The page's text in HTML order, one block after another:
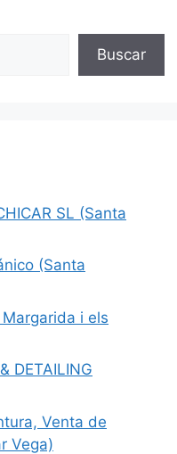
Buscar
SL (Santa
(Santa
i els
DETAILING
Venta de
Vega)